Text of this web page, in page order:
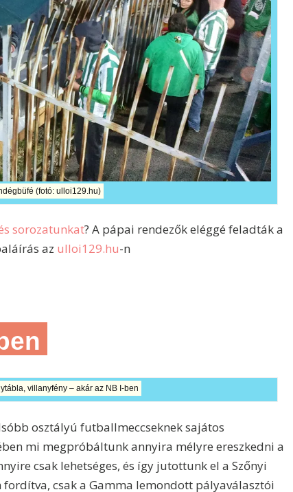
(fotó: ulloi129.hu)
sorozatunkat? A pápai rendezők eléggé feladták a
az ulloi129.hu-n
villanyfény – akár az NB I-ben
osztályú futballmeccseknek sajátos
mi megpróbáltunk annyira mélyre ereszkedni a
csak lehetséges, és így jutottunk el a Szőnyi
fordítva, csak a Gamma lemondott pályaválasztói